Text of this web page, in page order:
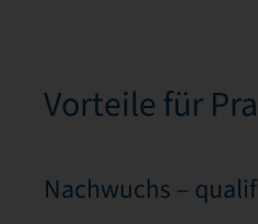
Vorteile für
Nachwuchs –